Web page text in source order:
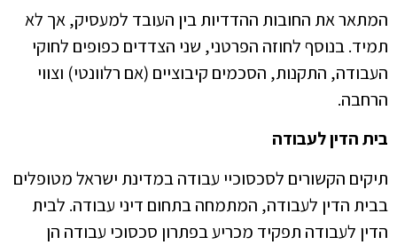
המתאר את החובות ההדדיות בין העובד למעסיק, אך לא
תמיד. בנוסף לחוזה הפרטני, שני הצדדים כפופים לחוקי
העבודה, התקנות, הסכמים קיבוציים (אם רלוונטי) וצווי
הרחבה.
בית הדין לעבודה
תיקים הקשורים לסכסוכיי עבודה במדינת ישראל מטופלים
בבית הדין לעבודה, המתמחה בתחום דיני עבודה. לבית
הדין לעבודה תפקיד מכריע בפתרון סכסוכי עבודה הן